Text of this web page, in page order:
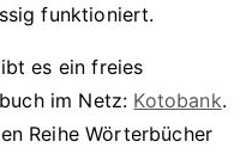
funktioniert.
es ein freies
im Netz: Kotobank.
Reihe Wörterbücher